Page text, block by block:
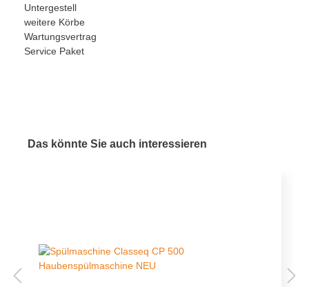
Untergestell
weitere Körbe
Wartungsvertrag
Service Paket
Das könnte Sie auch interessieren